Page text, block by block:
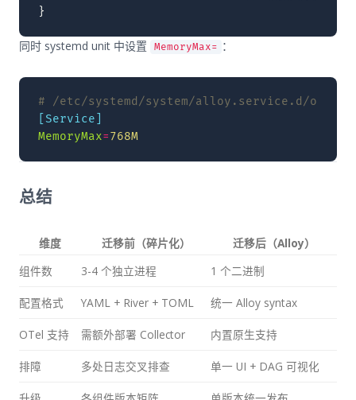
}
同时 systemd unit 中设置 MemoryMax= ：
# /etc/systemd/system/alloy.service.d/
[Service]
MemoryMax=768M
总结
维度 迁移前（碎片化）
迁移后（Alloy）
组件数
3-4 个独立进程 1 个二进制
配置格式 YAML + River + TOML 统一 Alloy syntax
OTel 支持 需额外部署 Collector 内置原生支持
排障 多处日志交叉排查 单一 UI + DAG 可视化